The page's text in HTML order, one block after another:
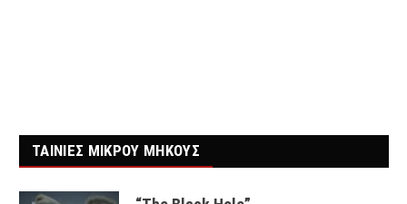
ΤΑΙΝΙΕΣ ΜΙΚΡΟΥ ΜΗΚΟΥΣ